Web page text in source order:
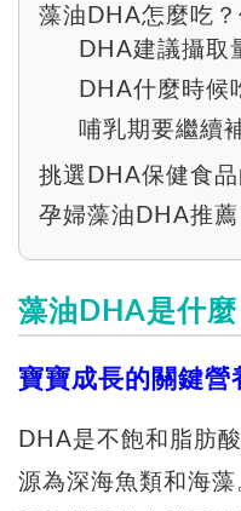
藻油DHA怎麼吃？
DHA建議攝取
DHA什麼時候
哺乳期要繼續
挑選DHA保健食
孕婦藻油DHA推薦
藻油DHA是什麼
寶寶成長的關鍵營
DHA是不飽和脂肪
源為深海魚類和海